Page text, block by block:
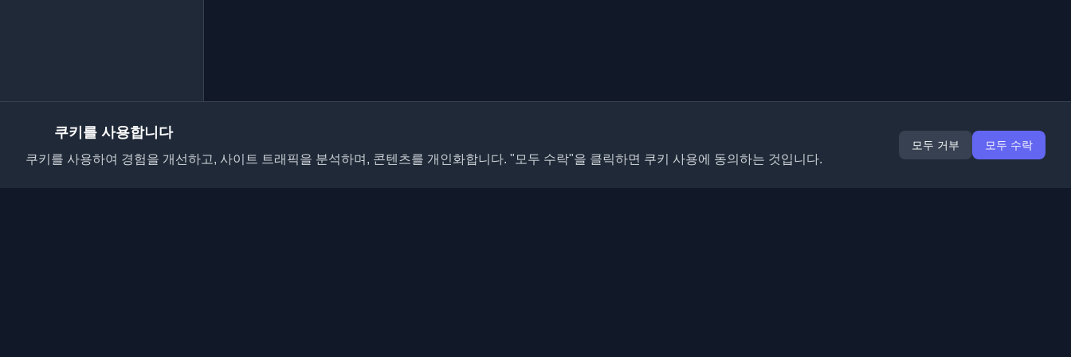
쿠키를 사용합니다
쿠키를 사용하여 경험을 개선하고, 사이트 트래픽을 분석하며, 콘텐츠를 개인화합니다. "모두 수락"을 클릭하면 쿠키 사용에 동의하는 것입니다.
모두 거부 모두 수락